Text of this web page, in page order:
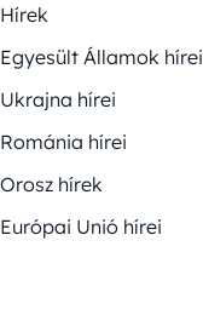
Hírek
Egyesült Államok hírei
Ukrajna hírei
Románia hírei
Orosz hírek
Európai Unió hírei